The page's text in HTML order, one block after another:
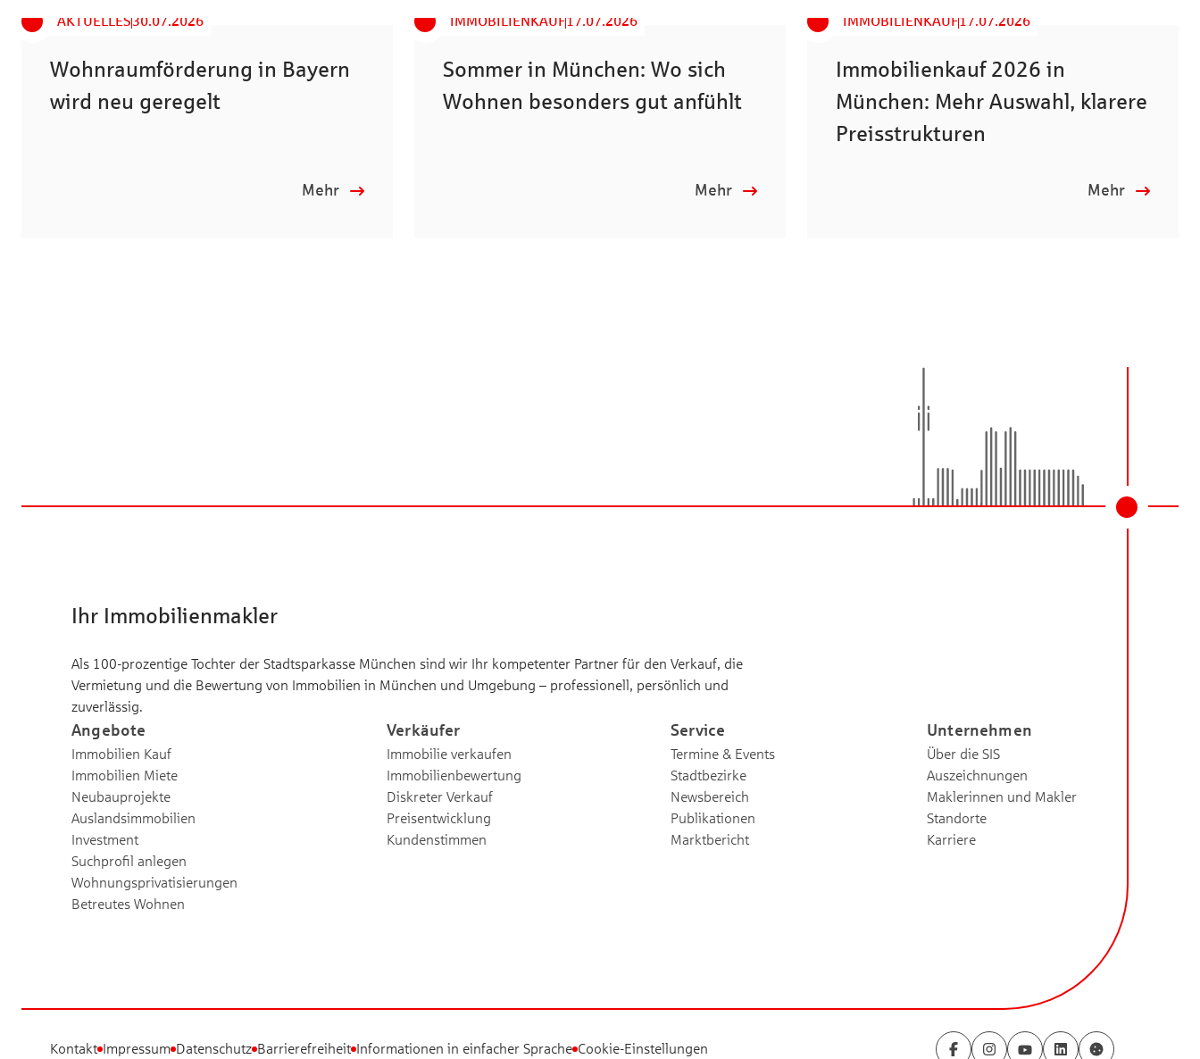
AKTUELLES30.07.2026
Wohnraumförderung in Bayern
wird neu geregelt
Mehr
IMMOBILIENKAUF17.07.2026
Sommer in München: Wo sich
Wohnen besonders gut anfühlt
Mehr
IMMOBILIENKAUF17.07.2026
Immobilienkauf 2026 in
München: Mehr Auswahl, klarere
Preisstrukturen
Mehr
Ihr Immobilienmakler
Als 100-prozentige Tochter der Stadtsparkasse München sind wir Ihr kompetenter Partner für den Verkauf, die
Vermietung und die Bewertung von Immobilien in München und Umgebung – professionell, persönlich und
zuverlässig.
Angebote
Immobilien Kauf
Immobilien Miete
Neubauprojekte
Auslandsimmobilien
Investment
Suchprofil anlegen
Wohnungsprivatisierungen
Betreutes Wohnen
Verkäufer
Immobilie verkaufen
Immobilienbewertung
Diskreter Verkauf
Preisentwicklung
Kundenstimmen
Service
Termine & Events
Stadtbezirke
Newsbereich
Publikationen
Marktbericht
Unternehmen
Über die SIS
Auszeichnungen
Maklerinnen und Makler
Standorte
Karriere
Kontakt Impressum Datenschutz Barrierefreiheit Informationen in einfacher Sprache Cookie-Einstellungen